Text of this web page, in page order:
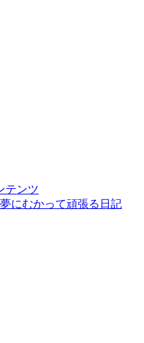
テンツ
にむかって頑張る日記